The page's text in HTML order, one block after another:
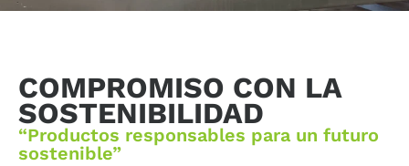
COMPROMISO CON LA
SOSTENIBILIDAD
“Productos responsables para un futuro
sostenible”